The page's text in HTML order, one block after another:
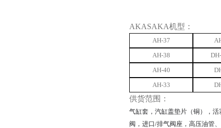
AKASAKA机型：
AH-37
AH-38
AH-40
AH-33
供货范围：
气缸套，汽缸盖垫片（铜）， 活
阀，进口/排气阀座， 高压油管